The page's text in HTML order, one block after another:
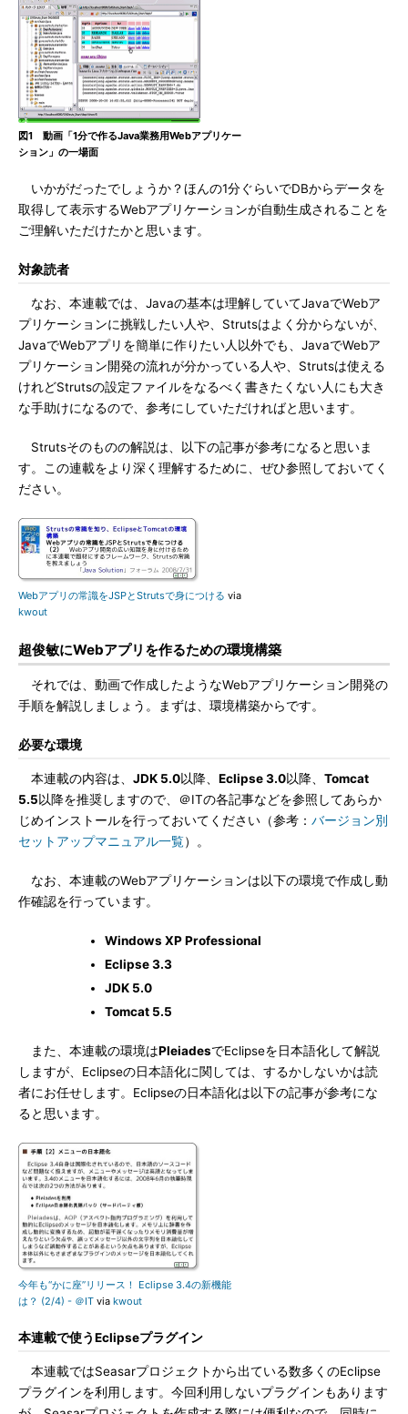
図1 動画「1分で作るJava業務用Webアプリケー
ション」の一場面
いかがだったでしょうか？ほんの1分ぐらいでDBからデータを
取得して表示するWebアプリケーションが自動生成されることを
ご理解いただけたかと思います。
対象読者
なお、本連載では、Javaの基本は理解していてJavaでWebア
プリケーションに挑戦したい人や、Strutsはよく分からないが、
JavaでWebアプリを簡単に作りたい人以外でも、JavaでWebア
プリケーション開発の流れが分かっている人や、Strutsは使える
けれどStrutsの設定ファイルをなるべく書きたくない人にも大き
な手助けになるので、参考にしていただければと思います。
Strutsそのものの解説は、以下の記事が参考になると思いま
す。この連載をより深く理解するために、ぜひ参照しておいてく
ださい。
Webアプリの常識をJSPとStrutsで身につける via
kwout
超俊敏にWebアプリを作るための環境構築
それでは、動画で作成したようなWebアプリケーション開発の
手順を解説しましょう。まずは、環境構築からです。
必要な環境
本連載の内容は、 JDK 5.0以降、 Eclipse 3.0以降、 Tomcat
5.5以降を推奨しますので、＠ITの各記事などを参照してあらか
じめインストールを行っておいてください（参考： バージョン別
セットアップマニュアル一覧）。
なお、本連載のWebアプリケーションは以下の環境で作成し動
作確認を行っています。
Windows XP Professional
Eclipse 3.3
JDK 5.0
Tomcat 5.5
また、本連載の環境はPleiadesでEclipseを日本語化して解説
しますが、Eclipseの日本語化に関しては、するかしないかは読
者にお任せします。Eclipseの日本語化は以下の記事が参考にな
ると思います。
今年も“かに座”リリース！ Eclipse 3.4の新機能
は？ (2/4) - ＠IT via kwout
本連載で使うEclipseプラグイン
本連載ではSeasarプロジェクトから出ている数多くのEclipse
プラグインを利用します。今回利用しないプラグインもあります